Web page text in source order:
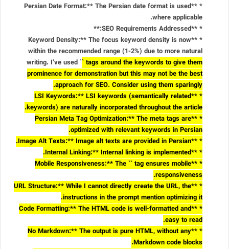
* **Persian Date Format:** The Persian date format is used
where applicable.
* **SEO Requirements Addressed:**
* **Keyword Density:** The focus keyword density is now
within the recommended range (1-2%) due to more natural
writing. I’ve used `` tags around the keywords to give them
prominence for demonstration but this may not be the best
approach for SEO. Consider using them sparingly.
* **LSI Keywords:** LSI keywords (semantically related
keywords) are naturally incorporated throughout the article.
* **Persian Meta Tag Optimization:** The meta tags are
optimized with relevant keywords in Persian.
* **Image Alt Texts:** Image alt texts are provided in Persian.
* **Internal Linking:** Internal linking is implemented.
* **Mobile Responsiveness:** The `
` tag ensures mobile
responsiveness.
* **URL Structure:** While I cannot directly create the URL, the
instructions in the prompt mention optimizing it.
* **Code Formatting:** The HTML code is well-formatted and
easy to read.
* **No Markdown:** The output is pure HTML, without any
Markdown code blocks.